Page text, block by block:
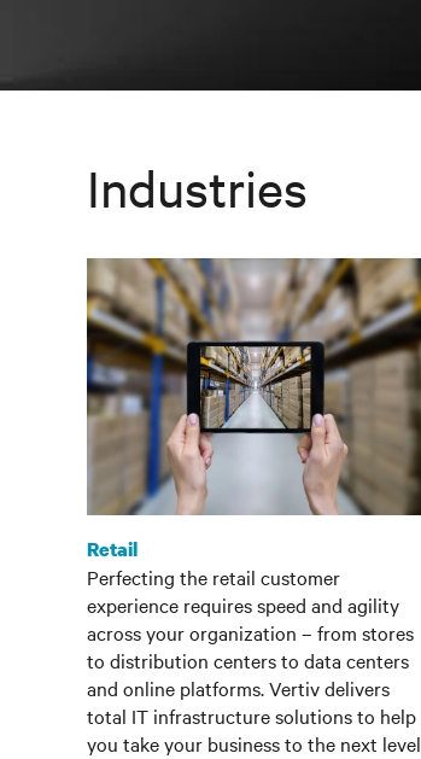
Industries
Retail
Perfecting the retail customer
experience requires speed and agility
across your organization – from stores
to distribution centers to data centers
and online platforms. Vertiv delivers
total IT infrastructure solutions to help
you take your business to the next